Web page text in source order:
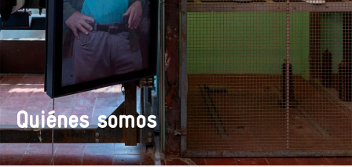
Quiénes somos